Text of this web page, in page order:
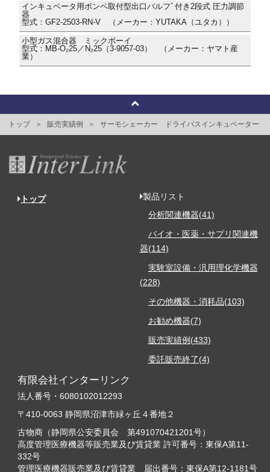
インキュベータ用ボンベ取付型出口バルフﾞ付き2段式 圧力調節
器
型式：GF2-2503-RN-V （メーカー：YUTAKA（ユタカ））
小型ガス混合器 ミックボーイ
型式：MB-O₂25／N₂25（3-9057-03） （メーカー：ヤマト産
業）
トップ 販売実績例 サーモシェーカー ドライバスインキュベーター
トップ
製品リスト
分析関連機器(41)
バイオ・医薬・サプリ関連機
器(114)
実験室設備・汎用理化学機器
(228)
その他機器・消耗品(103)
お勧め機器(7)
販売実績例(433)
委託販売終了(4)
有限会社インターリンク
法人番号・6080102012293
〒410-0063 静岡県沼津市緑ヶ丘４番地２
古物商（静岡県公安委員会 第491070421201号）
高度管理医療機器等販売業及び賃貸業 許可番号：東保A第11-
332号
管理医療機器販売業及び賃貸業 届出番号：東保A第12-1181号